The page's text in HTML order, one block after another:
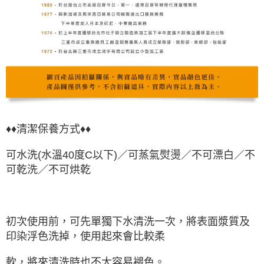
♦♦清潔保養方式♦♦
可水洗(水溫40度C以下)／可蒸氣熨燙／不可漂白／不
可乾洗／不可烘乾
初次使用前，可先單獨下水清洗一次，將表面漿質及
印染浮色洗掉，使用起來會比較柔